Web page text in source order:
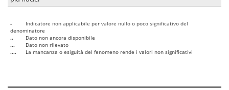
-
Indicatore non applicabile per valore nullo o poco significativo del
denominatore
..
Dato non ancora disponibile
...
Dato non rilevato
....
La mancanza o esiguità del fenomeno rende i valori non significativi